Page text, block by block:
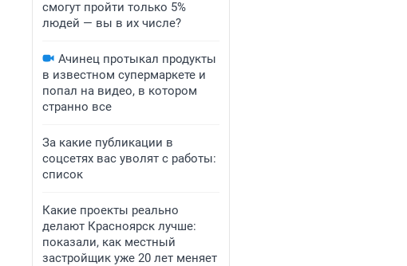
смогут пройти только 5%
людей — вы в их числе?
Ачинец протыкал продукты
в известном супермаркете и
попал на видео, в котором
странно все
За какие публикации в
соцсетях вас уволят с работы:
список
Какие проекты реально
делают Красноярск лучше:
показали, как местный
застройщик уже 20 лет меняет